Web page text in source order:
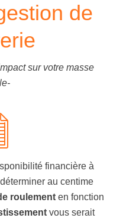
de
sur votre masse
financière à
au centime
roulement en fonction
vous serait